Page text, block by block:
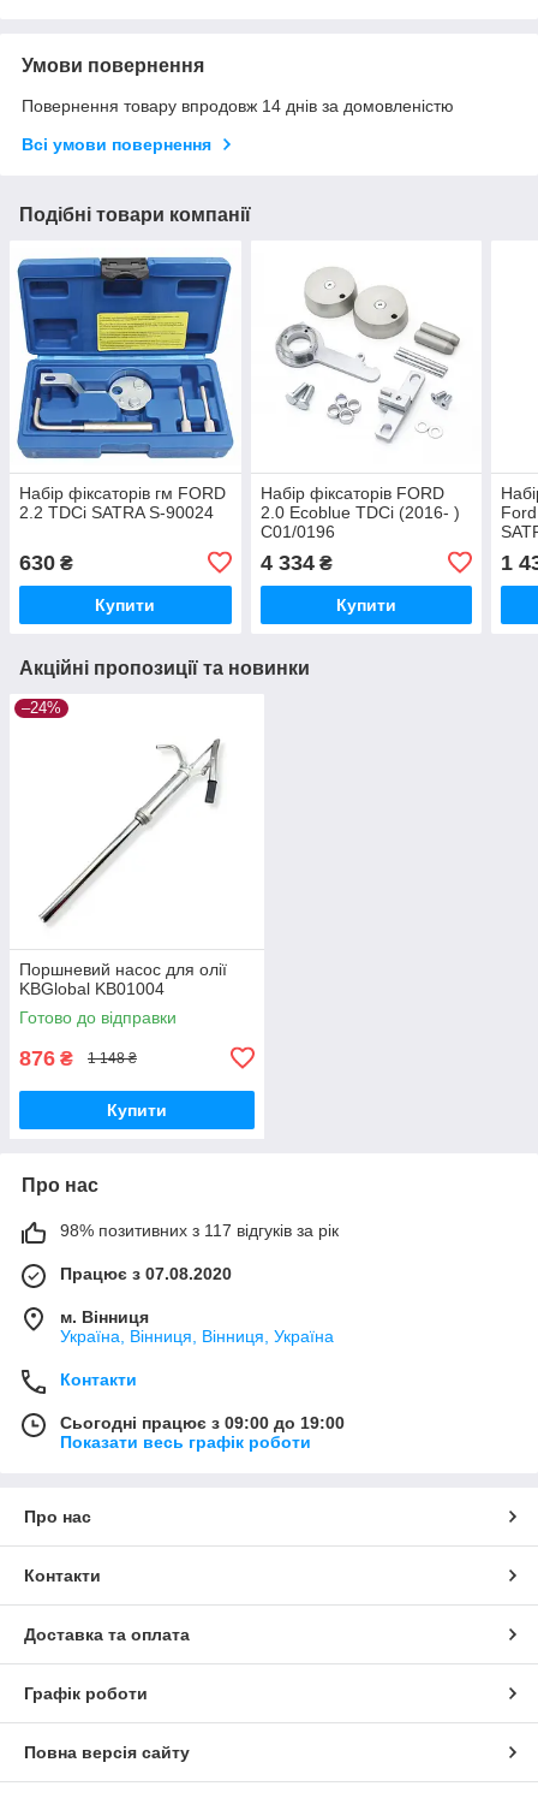
Умови повернення
Повернення товару впродовж 14 днів за домовленістю
Всі умови повернення
Подібні товари компанії
Набір фіксаторів гм FORD
2.2 TDCi SATRA S-90024
630 ₴
Купити
Набір фіксаторів FORD
2.0 Ecoblue TDCi (2016- )
C01/0196
4 334₴
Купити
1
Акційні пропозиції та новинки
–24%
Поршневий насос для олії
KBGlobal KB01004
Готово до відправки
876 ₴ 1 148 ₴
Купити
Про нас
98% позитивних з 117 відгуків за рік
Працює з 07.08.2020
м. Вінниця
Україна, Вінниця, Вінниця, Україна
Контакти
Сьогодні працює з 09:00 до 19:00
Показати весь графік роботи
Про нас
Контакти
Доставка та оплата
Графік роботи
Повна версія сайту